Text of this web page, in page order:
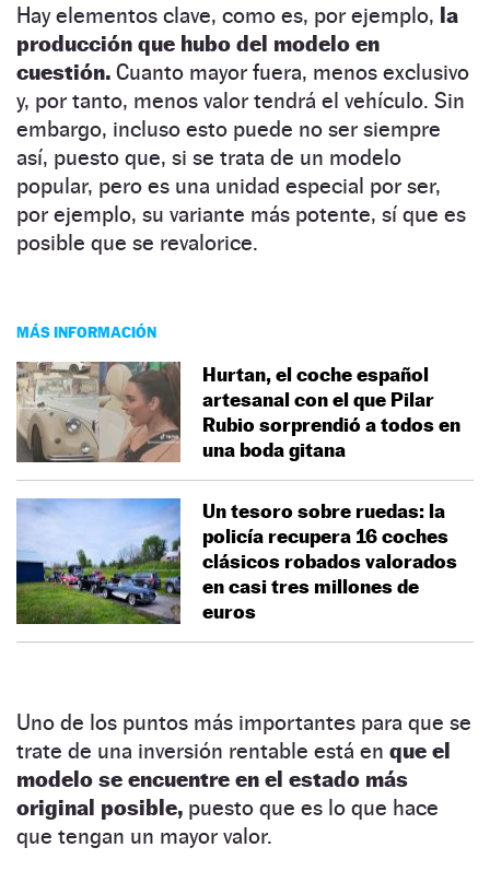
Hay elementos clave, como es, por ejemplo, la
producción que hubo del modelo en
cuestión. Cuanto mayor fuera, menos exclusivo
y, por tanto, menos valor tendrá el vehículo. Sin
embargo, incluso esto puede no ser siempre
así, puesto que, si se trata de un modelo
popular, pero es una unidad especial por ser,
por ejemplo, su variante más potente, sí que es
posible que se revalorice.
MÁS INFORMACIÓN
Hurtan, el coche español
artesanal con el que Pilar
Rubio sorprendió a todos en
una boda gitana
Un tesoro sobre ruedas: la
policía recupera 16 coches
clásicos robados valorados
en casi tres millones de
euros
Uno de los puntos más importantes para que se
trate de una inversión rentable está en que el
modelo se encuentre en el estado más
original posible, puesto que es lo que hace
que tengan un mayor valor.